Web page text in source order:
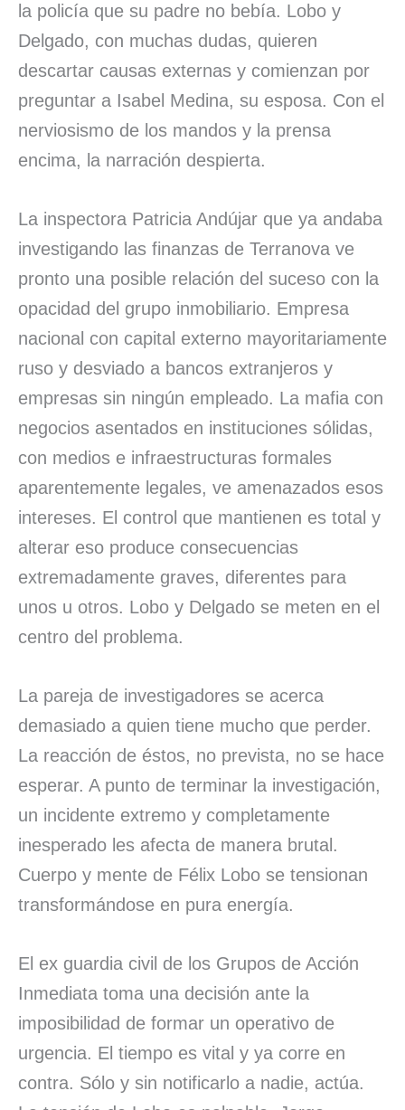
la policía que su padre no bebía. Lobo y
Delgado, con muchas dudas, quieren
descartar causas externas y comienzan por
preguntar a Isabel Medina, su esposa. Con el
nerviosismo de los mandos y la prensa
encima, la narración despierta.
La inspectora Patricia Andújar que ya andaba
investigando las finanzas de Terranova ve
pronto una posible relación del suceso con la
opacidad del grupo inmobiliario. Empresa
nacional con capital externo mayoritariamente
ruso y desviado a bancos extranjeros y
empresas sin ningún empleado. La mafia con
negocios asentados en instituciones sólidas,
con medios e infraestructuras formales
aparentemente legales, ve amenazados esos
intereses. El control que mantienen es total y
alterar eso produce consecuencias
extremadamente graves, diferentes para
unos u otros. Lobo y Delgado se meten en el
centro del problema.
La pareja de investigadores se acerca
demasiado a quien tiene mucho que perder.
La reacción de éstos, no prevista, no se hace
esperar. A punto de terminar la investigación,
un incidente extremo y completamente
inesperado les afecta de manera brutal.
Cuerpo y mente de Félix Lobo se tensionan
transformándose en pura energía.
El ex guardia civil de los Grupos de Acción
Inmediata toma una decisión ante la
imposibilidad de formar un operativo de
urgencia. El tiempo es vital y ya corre en
contra. Sólo y sin notificarlo a nadie, actúa.